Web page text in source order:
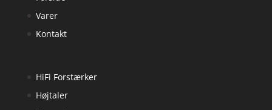
Varer
Kontakt
HiFi Forstærker
Højtaler